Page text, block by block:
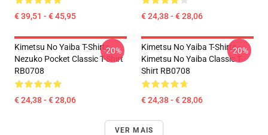
€ 39,51 - € 45,95 € 24,38 - € 28,06
Kimetsu No Yaiba T-Shirts -
Nezuko Pocket Classic T-Shirt
RB0708
€ 24,38 - € 28,06
-20%
Kimetsu No Yaiba T-Shirts -
Kimetsu No Yaiba Classic T-
Shirt RB0708
€ 24,38 - € 28,06
-20%
VER MAIS